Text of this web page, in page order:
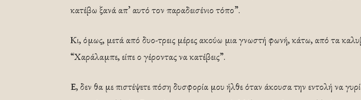
κατέβω ξανά απ’ αυτό τον παραδεισένιο τόπο”.
Κι, όμως, μετά από δυο-τρεις μέρες ακούω μια γνωστή φωνή, κάτω, από τα
“Χαράλαμπε, είπε ο γέροντας να κατέβεις”.
Ε, δεν θα με πιστέψετε πόση δυσφορία μου ήλθε όταν άκουσα την εντολή να